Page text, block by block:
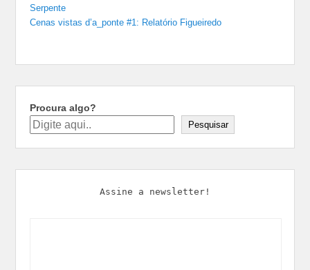
Serpente
Cenas vistas d’a_ponte #1: Relatório Figueiredo
Procura algo?
Pesquisar
Assine a newsletter!